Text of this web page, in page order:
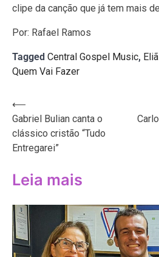
clipe da canção que já tem mais
Por: Rafael Ramos
Tagged Central Gospel Music,
Quem Vai Fazer
Navegação
de
Post
⟵
Gabriel Bulian canta o
clássico cristão “Tudo
Entregarei”
Leia mais